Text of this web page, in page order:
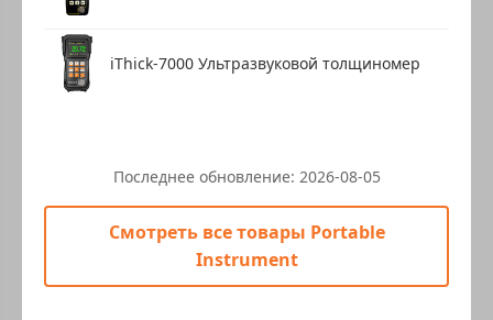
iThick-7000 Ультразвуковой толщиномер
Последнее обновление: 2026-08-05
Смотреть все товары Portable
Instrument